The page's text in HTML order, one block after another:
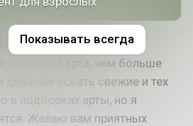
суток, вот и подборка
вошло 52 арта, чем больше
искать свежие и тех
в подборках арты, но я
Желаю вам приятных
Показывать всегда